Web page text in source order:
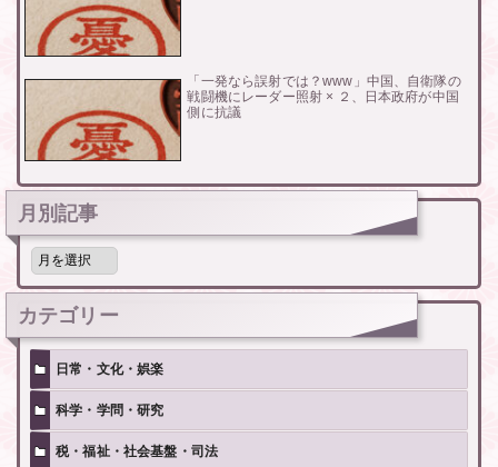
「一発なら誤射では？www」中国、自衛隊の
戦闘機にレーダー照射 × ２、日本政府が中国
側に抗議
月別記事
月
記
事
カテゴリー
日常・文化・娯楽
科学・学問・研究
税・福祉・社会基盤・司法